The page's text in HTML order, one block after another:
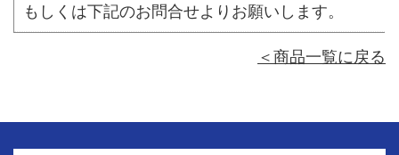
もしくは下記のお問合せよりお願いします。
＜商品一覧に戻る